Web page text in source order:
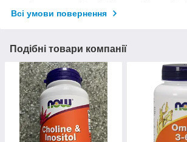
Всі умови повернення
Подібні товари компанії